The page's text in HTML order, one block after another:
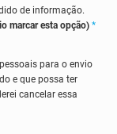
de informação.
marcar esta opção) *
para o envio
e que possa ter
cancelar essa